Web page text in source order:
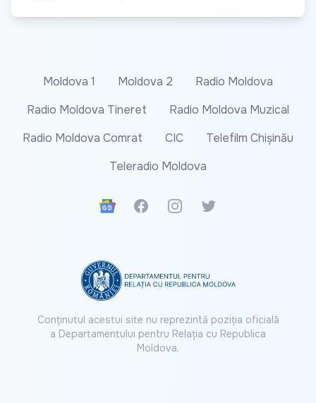
Moldova 1 Moldova 2
Radio Moldova
Radio Moldova Tineret
Radio Moldova Muzical
Radio Moldova Comrat
CIC
Telefilm Chișinău
Teleradio Moldova
Google News
FacebookInstagramTwitter
Conținutul acestui site nu reprezintă poziția oficială
a Departamentului pentru Relația cu Republica
Moldova.